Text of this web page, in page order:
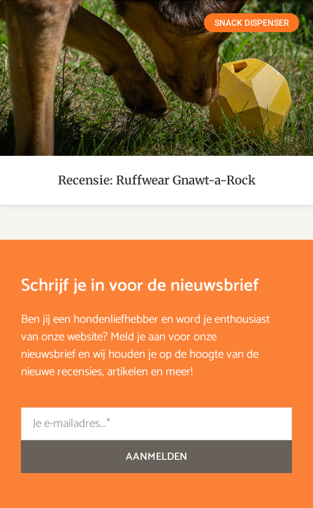
SNACK DISPENSER
Recensie: Ruffwear Gnawt-a-Rock
Schrijf je in voor de nieuwsbrief
Ben jij een hondenliefhebber en word je enthousiast
van onze website? Meld je aan voor onze
nieuwsbrief en wij houden je op de hoogte van de
nieuwe recensies, artikelen en meer!
Email
AANMELDEN